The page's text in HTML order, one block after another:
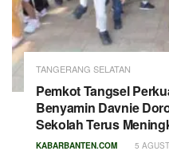
TANGERANG SELATAN
Pemkot Tangsel
Benyamin Davnie
Sekolah Terus
KABARBANTEN.COM 5